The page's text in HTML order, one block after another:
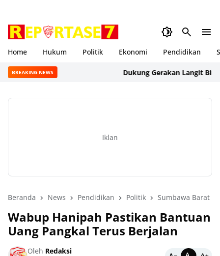
Home Hukum Politik Ekonomi Pendidikan
BREAKING NEWS Dukung Gerakan Langit Biru
Iklan
Beranda News Pendidikan Politik Sumbawa Barat
Wabup Hanipah Pastikan Bantuan
Uang Pangkal Terus Berjalan
Oleh Redaksi